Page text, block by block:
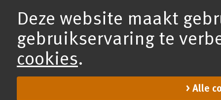
Deze website maakt
gebruikservaring te
cookies.
Alle